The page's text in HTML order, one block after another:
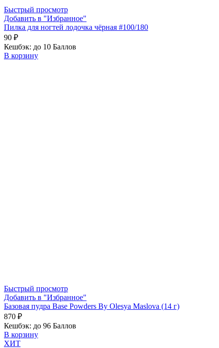
Быстрый просмотр
Добавить в "Избранное"
Пилка для ногтей лодочка чёрная #100/180
90 ₽
Кешбэк: до 10 Баллов
В корзину
Быстрый просмотр
Добавить в "Избранное"
Базовая пудра Base Powders By Olesya Maslova (14 г)
870 ₽
Кешбэк: до 96 Баллов
В корзину
ХИТ